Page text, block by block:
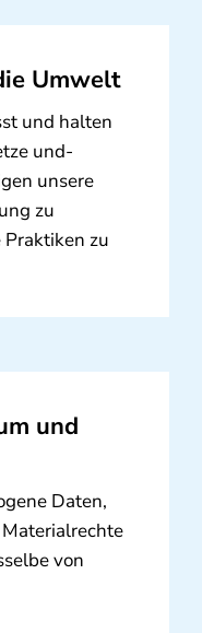
Umwelt
und halten
und-
unsere
zu
zu
und
Daten,
von